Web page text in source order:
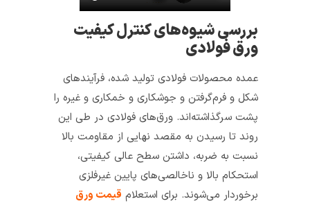
بررسی شیوه‌های کنترل کیفیت
ورق فولادی
عمده محصولات فولادی تولید شده، فرآیندهای
شکل و فرم‌گرفتن و جوشکاری و خمکاری و غیره را
پشت سرگذاشته‌اند. ورق‌های فولادی در طی این
روند تا رسیدن به مقصد نهایی از مقاومت بالا
نسبت به ضربه، داشتن سطح عالی کیفیتی،
استحکام بالا و ناخالصی‌های پایین غیرفلزی
برخوردار می‌شوند. برای استعلامقیمت ورق